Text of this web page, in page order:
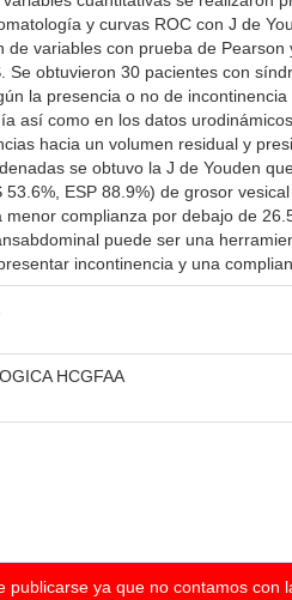
y curvas ROC con J de
variables con prueba de
Se obtuvieron 30 pacientes con
la presencia o no de
así como en los datos
hacia un volumen residual y
se obtuvo la J de Youden
ESP 88.9%) de grosor
complianza por debajo de
puede ser una
incontinencia y una
HCGFAA
ya que no contamos